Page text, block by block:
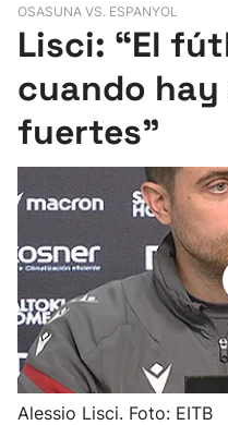
Pelota
Remo
Baloncesto
Ciclismo
Herri-kirolak
Balonmano
OSASUNA VS. ESPANYOL
Lisci: “El
cuando
fuertes"
Alessio Lisci. Foto: EITB